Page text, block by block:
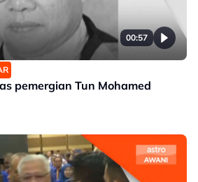
00:57
pemergian Tun Mohamed